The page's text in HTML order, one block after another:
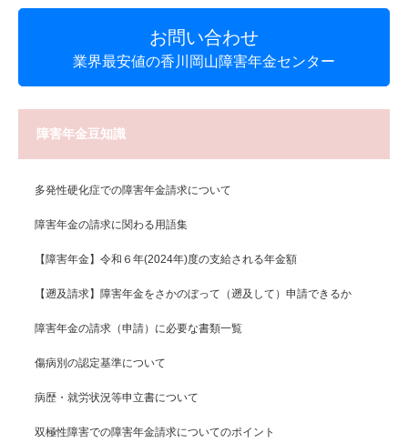
お問い合わせ
業界最安値の香川岡山障害年金センター
障害年金豆知識
多発性硬化症での障害年金請求について
障害年金の請求に関わる用語集
【障害年金】令和６年(2024年)度の支給される年金額
【遡及請求】障害年金をさかのぼって（遡及して）申請できるか
障害年金の請求（申請）に必要な書類一覧
傷病別の認定基準について
病歴・就労状況等申立書について
双極性障害での障害年金請求についてのポイント